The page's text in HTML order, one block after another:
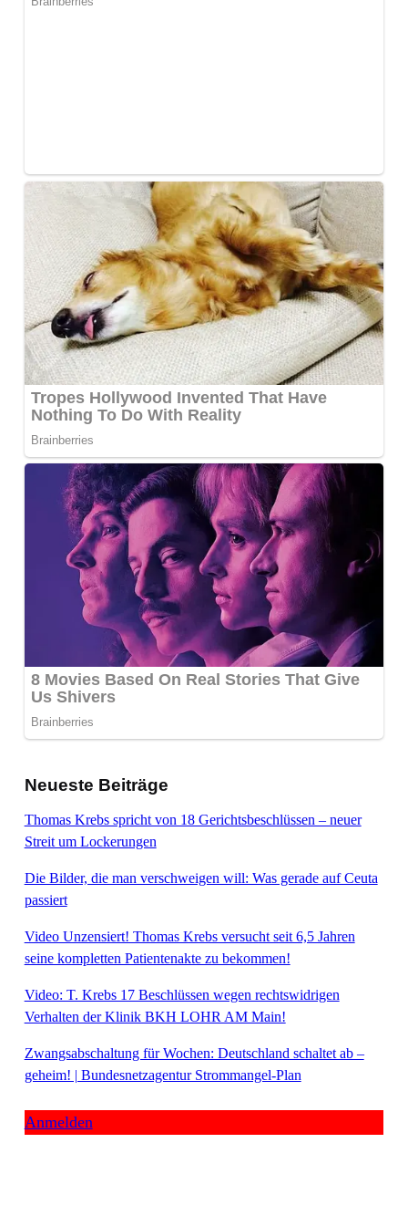
Neueste Beiträge
Thomas Krebs spricht von 18 Gerichtsbeschlüssen – neuer
Streit um Lockerungen
Die Bilder, die man verschweigen will: Was gerade auf Ceuta
passiert
Video Unzensiert! Thomas Krebs versucht seit 6,5 Jahren
seine kompletten Patientenakte zu bekommen!
Video: T. Krebs 17 Beschlüssen wegen rechtswidrigen
Verhalten der Klinik BKH LOHR AM Main!
Zwangsabschaltung für Wochen: Deutschland schaltet ab –
geheim! | Bundesnetzagentur Strommangel-Plan
Anmelden